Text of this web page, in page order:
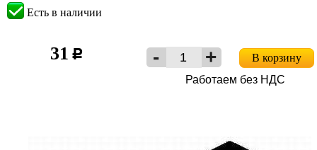
Есть в наличии
31 c
В корзину
Работаем без НДС